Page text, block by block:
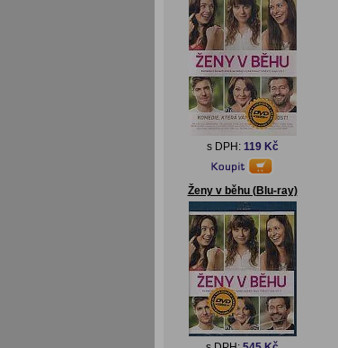
s DPH: 119 Kč
Ženy v běhu (Blu-ray)